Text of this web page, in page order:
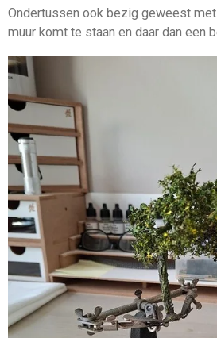
Ondertussen ook bezig geweest
muur komt te staan en daar dan een